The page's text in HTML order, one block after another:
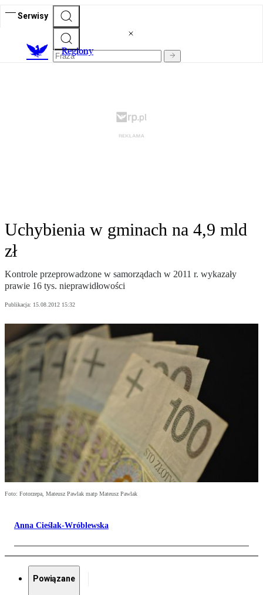
Serwisy
Regiony
Uchybienia w gminach na 4,9 mld
zł
Kontrole przeprowadzone w samorządach w 2011 r. wykazały
prawie 16 tys. nieprawidłowości
Publikacja: 15.08.2012 15:32
Foto: Fotorzepa, Mateusz Pawlak matp Mateusz Pawlak
Anna Cieślak-Wróblewska
Powiązane